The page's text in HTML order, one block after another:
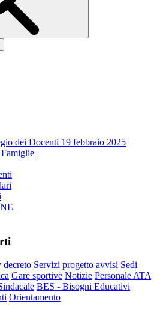
dei Docenti 19 febbraio 2025
decreto Servizi progetto avvisi Sedi
Gare sportive Notizie Personale ATA
BES - Bisogni Educativi
Orientamento